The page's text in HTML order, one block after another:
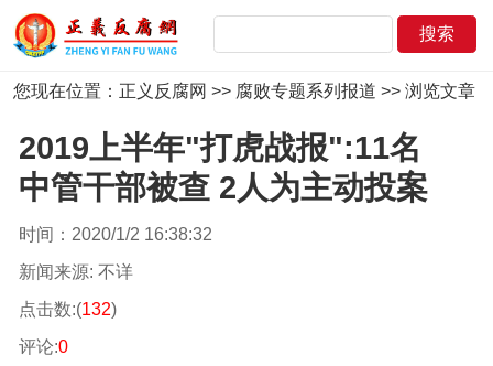
您现在位置： 正义反腐网 >> 腐败专题系列报道 >> 浏览文章
2019上半年"打虎战报":11名
中管干部被查 2人为主动投案
时间：2020/1/2 16:38:32
新闻来源: 不详
点击数:(132)
评论:0